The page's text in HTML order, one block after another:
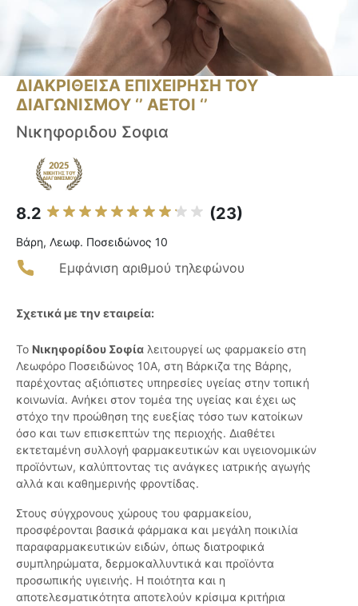
ΔΙΑΚΡΙΘΕΙΣΑ ΕΠΙΧΕΙΡΗΣΗ ΤΟΥ
ΔΙΑΓΩΝΙΣΜΟΥ ‘’ ΑΕΤΟΙ ‘’
Νικηφοριδου Σοφια
8.2 (23)
Βάρη, Λεωφ. Ποσειδώνος 10
Εμφάνιση αριθμού τηλεφώνου
Σχετικά με την εταιρεία:
Το Νικηφορίδου Σοφία λειτουργεί ως φαρμακείο στη
Λεωφόρο Ποσειδώνος 10Α, στη Βάρκιζα της Βάρης,
παρέχοντας αξιόπιστες υπηρεσίες υγείας στην τοπική
κοινωνία. Ανήκει στον τομέα της υγείας και έχει ως
στόχο την προώθηση της ευεξίας τόσο των κατοίκων
όσο και των επισκεπτών της περιοχής. Διαθέτει
εκτεταμένη συλλογή φαρμακευτικών και υγειονομικών
προϊόντων, καλύπτοντας τις ανάγκες ιατρικής αγωγής
αλλά και καθημερινής φροντίδας.
Στους σύγχρονους χώρους του φαρμακείου,
προσφέρονται βασικά φάρμακα και μεγάλη ποικιλία
παραφαρμακευτικών ειδών, όπως διατροφικά
συμπληρώματα, δερμοκαλλυντικά και προϊόντα
προσωπικής υγιεινής. Η ποιότητα και η
αποτελεσματικότητα αποτελούν κρίσιμα κριτήρια